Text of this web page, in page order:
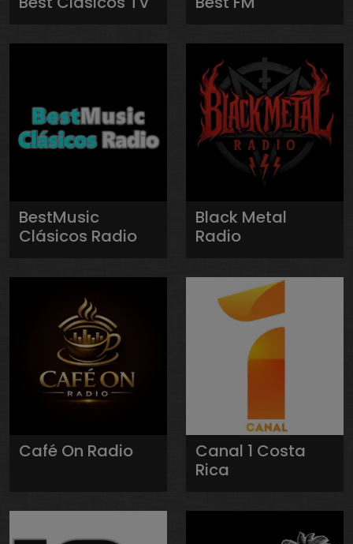
BestMusic
Clásicos Radio
Black Metal
Radio
Café On Radio
Canal 1 Costa
Rica